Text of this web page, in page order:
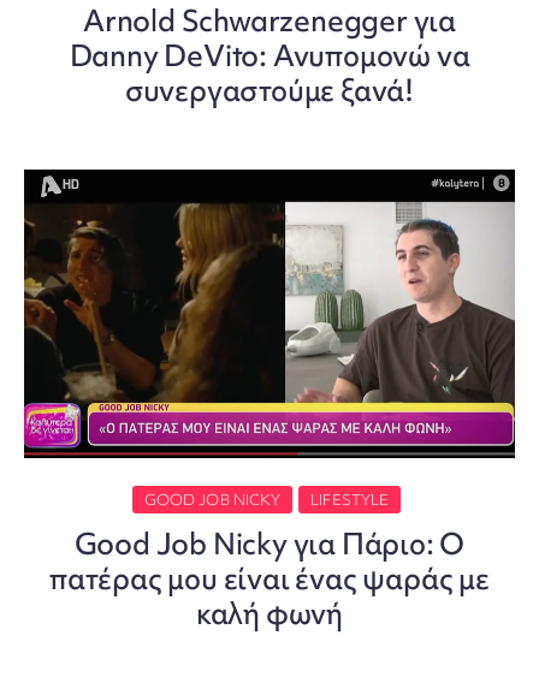
Arnold Schwarzenegger για
Danny DeVito: Ανυπομονώ να
συνεργαστούμε ξανά!
GOOD JOB NICKY LIFESTYLE
Good Job Nicky για Πάριο: Ο
πατέρας μου είναι ένας ψαράς με
καλή φωνή